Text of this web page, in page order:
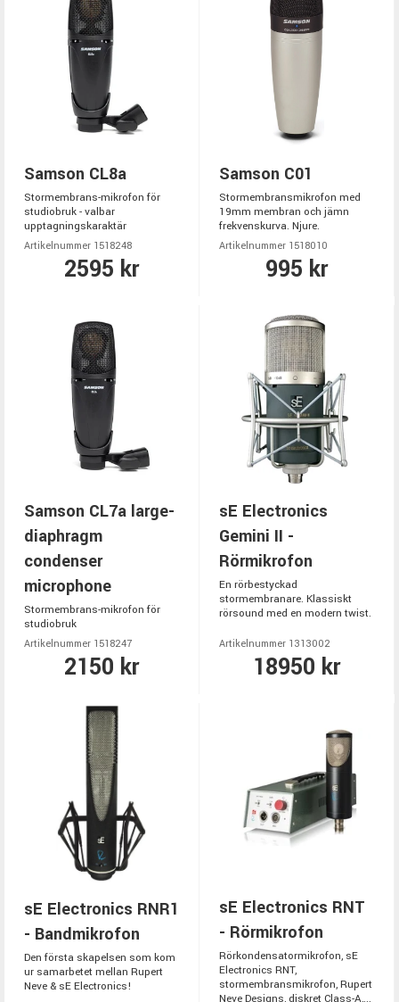
Samson CL8a
Stormembrans-mikrofon för
studiobruk - valbar
upptagningskaraktär
Artikelnummer 1518248
2595 kr
Samson C01
Stormembransmikrofon med
19mm membran och jämn
frekvenskurva. Njure.
Artikelnummer 1518010
995 kr
Samson CL7a large-
diaphragm
condenser
microphone
Stormembrans-mikrofon för
studiobruk
Artikelnummer 1518247
2150 kr
sE Electronics
Gemini II -
Rörmikrofon
En rörbestyckad
stormembranare. Klassiskt
rörsound med en modern twist.
Artikelnummer 1313002
18950 kr
sE Electronics RNR1
- Bandmikrofon
Den första skapelsen som kom
ur samarbetet mellan Rupert
Neve & sE Electronics!
sE Electronics RNT
- Rörmikrofon
Rörkondensatormikrofon, sE
Electronics RNT,
stormembransmikrofon, Rupert
Neve Designs, diskret Class-A,...